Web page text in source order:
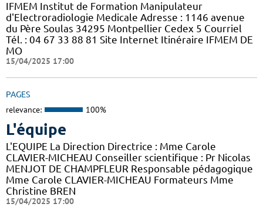
IFMEM Institut de Formation Manipulateur
d'Electroradiologie Medicale Adresse : 1146 avenue
du Père Soulas 34295 Montpellier Cedex 5 Courriel
Tél. : 04 67 33 88 81 Site Internet Itinéraire IFMEM DE
MO
15/04/2025 17:00
PAGES
relevance: 100%
L'équipe
L'EQUIPE La Direction Directrice : Mme Carole
CLAVIER-MICHEAU Conseiller scientifique : Pr Nicolas
MENJOT DE CHAMPFLEUR Responsable pédagogique
Mme Carole CLAVIER-MICHEAU Formateurs Mme
Christine BREN
15/04/2025 17:00